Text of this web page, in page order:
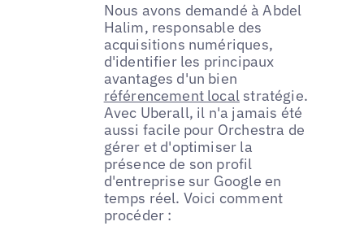
Nous avons demandé à Abdel
Halim, responsable des
acquisitions numériques,
d'identifier les principaux
avantages d'un bien
référencement local stratégie.
Avec Uberall, il n'a jamais été
aussi facile pour Orchestra de
gérer et d'optimiser la
présence de son profil
d'entreprise sur Google en
temps réel. Voici comment
procéder :